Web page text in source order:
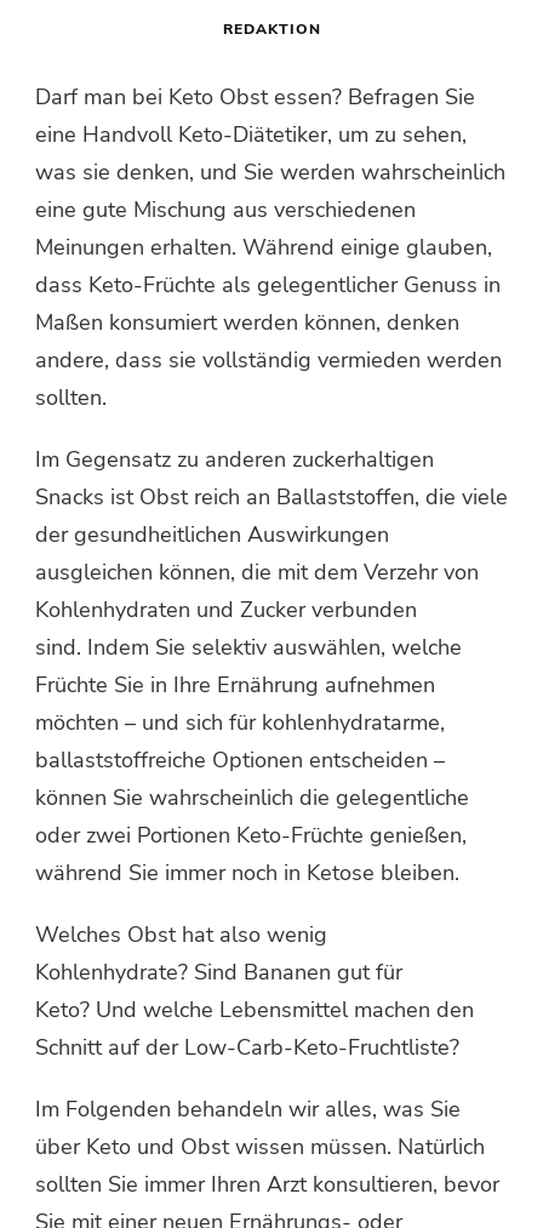
REDAKTION
Darf man bei Keto Obst essen? Befragen Sie
eine Handvoll Keto-Diätetiker, um zu sehen,
was sie denken, und Sie werden wahrscheinlich
eine gute Mischung aus verschiedenen
Meinungen erhalten. Während einige glauben,
dass Keto-Früchte als gelegentlicher Genuss in
Maßen konsumiert werden können, denken
andere, dass sie vollständig vermieden werden
sollten.
Im Gegensatz zu anderen zuckerhaltigen
Snacks ist Obst reich an Ballaststoffen, die viele
der gesundheitlichen Auswirkungen
ausgleichen können, die mit dem Verzehr von
Kohlenhydraten und Zucker verbunden
sind. Indem Sie selektiv auswählen, welche
Früchte Sie in Ihre Ernährung aufnehmen
möchten – und sich für kohlenhydratarme,
ballaststoffreiche Optionen entscheiden –
können Sie wahrscheinlich die gelegentliche
oder zwei Portionen Keto-Früchte genießen,
während Sie immer noch in Ketose bleiben.
Welches Obst hat also wenig
Kohlenhydrate? Sind Bananen gut für
Keto? Und welche Lebensmittel machen den
Schnitt auf der Low-Carb-Keto-Fruchtliste?
Im Folgenden behandeln wir alles, was Sie
über Keto und Obst wissen müssen. Natürlich
sollten Sie immer Ihren Arzt konsultieren, bevor